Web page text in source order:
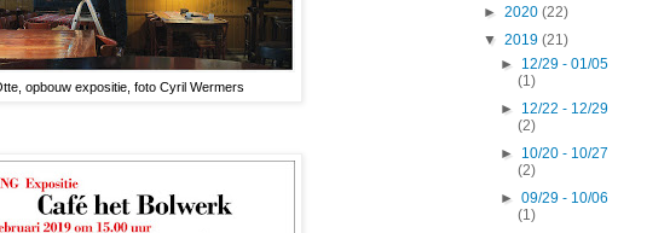
opbouw expositie, foto Cyril Wermers
► 2020 (22)
▼ 2019 (21)
► 12/29 - 01/05
(1)
► 12/22 - 12/29
(2)
► 10/20 - 10/27
(2)
►09/29 - 10/06
(1)